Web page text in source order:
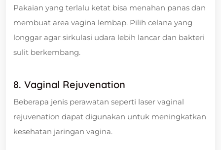
Pakaian yang terlalu ketat bisa menahan panas dan
membuat area vagina lembap. Pilih celana yang
longgar agar sirkulasi udara lebih lancar dan bakteri
sulit berkembang.
8. Vaginal Rejuvenation
Beberapa jenis perawatan seperti laser vaginal
rejuvenation dapat digunakan untuk meningkatkan
kesehatan jaringan vagina.